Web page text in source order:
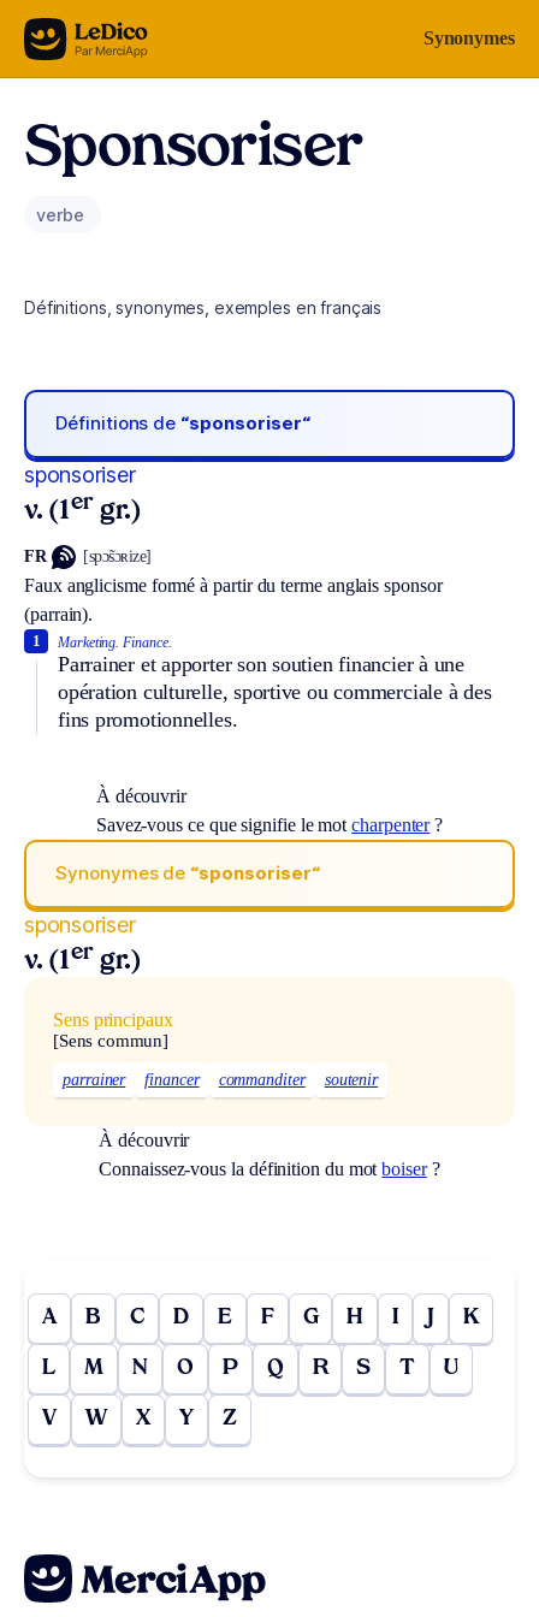
Aller au contenu Synonymes
Sponsoriser
verbe
Définitions, synonymes, exemples en français
Définitions de “sponsoriser“
sponsoriser
v. (1er gr.)
FR [spɔ̃sɔʀize]
Faux anglicisme formé à partir du terme anglais sponsor
(parrain).
Marketing. Finance.
Parrainer et apporter son soutien financier à une
opération culturelle, sportive ou commerciale à des
fins promotionnelles.
1
À découvrir
Savez-vous ce que signifie le motcharpenter?
Synonymes de “sponsoriser“
sponsoriser
v. (1er gr.)
Sens principaux
[Sens commun]
parrainer financer commanditer soutenir
À découvrir
Connaissez-vous la définition du motboiser?
A B C D E F G H I J K
L M N O P Q R S T U
V W X Y Z